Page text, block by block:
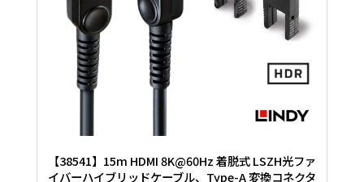
【38541】15m HDMI 8K@60Hz 着脱式 LSZH光ファ
イバーハイブリッドケーブル、Type-A 変換コネクタ